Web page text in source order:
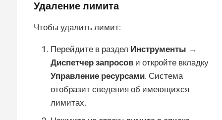
Удаление лимита
Чтобы удалить лимит:
Перейдите в раздел Инструменты →
Диспетчер запросов и откройте вкладку
Управление ресурсами. Система
отобразит сведения об имеющихся
лимитах.